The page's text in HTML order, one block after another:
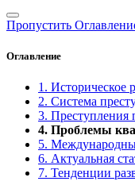
Пропустить
Оглавление
1. Историческое
2. Система
3. Преступления
4. Проблемы
5.
6. Актуальная
7. Тенденции